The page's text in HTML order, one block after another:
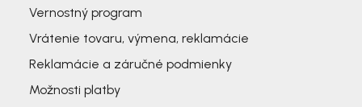
Vernostný program
Vrátenie tovaru, výmena, reklamácie
Reklamácie a záručné podmienky
Možnosti platby